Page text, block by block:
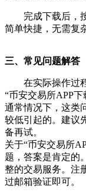
完成下载后，
简单快捷，无需复
三、常见问题解答
在实际操作过
“币安交易所APP
通常情况下，这类
较低引起的。建议
备再试。
关于“币安交易所
题，答案是肯定的
整的交易服务。注
过邮箱验证即可。